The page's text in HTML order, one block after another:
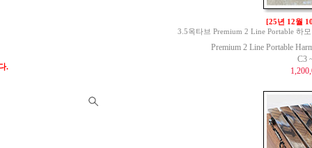
.
[25년 12월
3.5옥타브 Premium 2 Line Portable 하
Premium 2 Line Portable
C3